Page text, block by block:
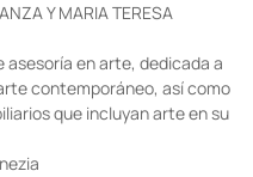
Y MARIA TERESA
en arte, dedicada a
contemporáneo, así como
que incluyan arte en su